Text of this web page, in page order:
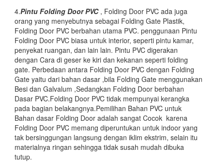
4.Pintu Folding Door PVC, Folding Door PVC ada juga
orang yang menyebutnya sebagai Folding Gate Plastik,
Folding Door PVC berbahan utama PVC. penggunaan Pintu
Folding Door PVC biasa untuk interior, seperti pintu kamar,
penyekat ruangan, dan lain lain. Pintu PVC digerakan
dengan Cara di geser ke kiri dan kekanan seperti folding
gate. Perbedaan antara Folding Door PVC dengan Folding
Gate yaitu dari bahan dasar ,bila Folding Gate menggunakan
Besi dan Galvalum ,Sedangkan Folding Door berbahan
Dasar PVC.Folding Door PVC tidak mempunyai kerangka
pada bagian belakangnya.Pemilihan Bahan PVC untuk
Bahan dasar Folding Door adalah sangat Cocok karena
Folding Door PVC memang diperuntukan untuk indoor yang
tak bersinggungan langsung dengan iklim ekstrim, selain itu
materialnya ringan sehingga tidak susah mudah dibuka
tutup.